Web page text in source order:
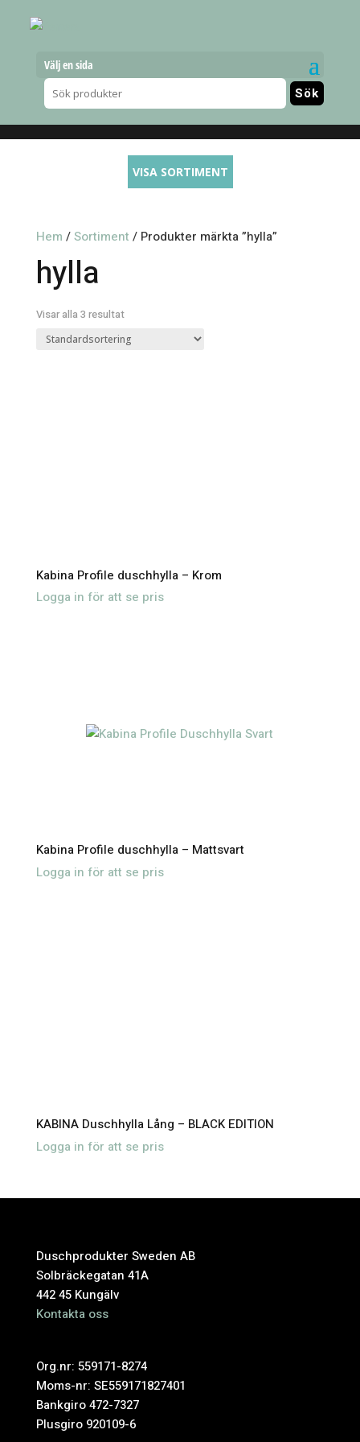
Välj en sida
VISA SORTIMENT
Hem /Sortiment / Produkter märkta ”hylla”
hylla
Visar alla 3 resultat
Kabina Profile duschhylla – Krom
Logga in för att se pris
Kabina Profile duschhylla – Mattsvart
Logga in för att se pris
KABINA Duschhylla Lång – BLACK EDITION
Logga in för att se pris
Duschprodukter Sweden AB
Solbräckegatan 41A
442 45 Kungälv
Kontakta oss
Org.nr: 559171-8274
Moms-nr: SE559171827401
Bankgiro 472-7327
Plusgiro 920109-6